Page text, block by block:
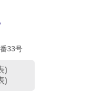
33号
)
)